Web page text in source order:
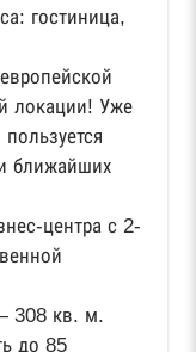
гостиница,
локации! Уже
ближайших
центра с 2-
308 кв. м.
до 85